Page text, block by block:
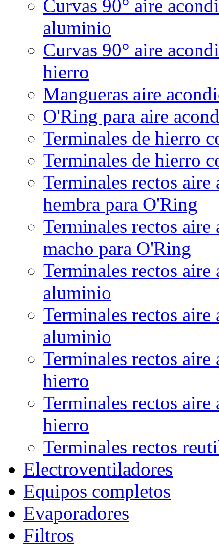
Curvas 90° aire
aluminio
Curvas 90° aire
hierro
Mangueras aire
O'Ring para aire
Terminales de hierro
Terminales de hierro
Terminales rectos
hembra para O'Ring
Terminales rectos
macho para O'Ring
Terminales rectos
aluminio
Terminales rectos
aluminio
Terminales rectos
hierro
Terminales rectos
hierro
Terminales rectos
Electroventiladores
Equipos completos
Evaporadores
Filtros